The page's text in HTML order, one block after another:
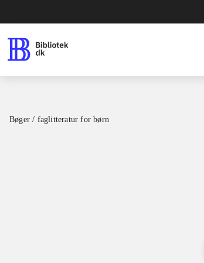
Bøger / faglitteratur for børn